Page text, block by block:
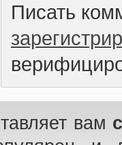
Писать
вам